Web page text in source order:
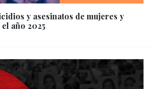
y asesinatos de mujeres y
año 2025